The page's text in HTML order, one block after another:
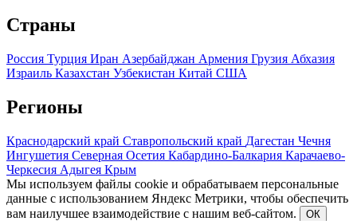
Страны
Россия Турция Иран Азербайджан Армения Грузия Абхазия
Израиль Казахстан Узбекистан Китай США
Регионы
Краснодарский край Ставропольский край Дагестан Чечня
Ингушетия Северная Осетия Кабардино-Балкария Карачаево-
Черкесия Адыгея Крым
Мы используем файлы cookie и обрабатываем персональные
данные с использованием Яндекс Метрики, чтобы обеспечить
вам наилучшее взаимодействие с нашим веб-сайтом.
ОК